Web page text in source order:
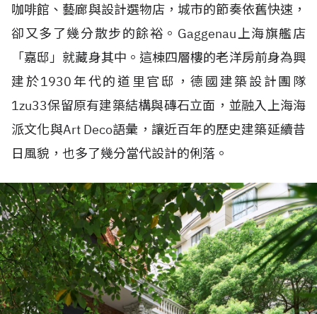
咖啡館、藝廊與設計選物店，城市的節奏依舊快速，
卻又多了幾分散步的餘裕。Gaggenau上海旗艦店
「嘉邸」就藏身其中。這棟四層樓的老洋房前身為興
建於1930年代的道里官邸，德國建築設計團隊
1zu33保留原有建築結構與磚石立面，並融入上海海
派文化與Art Deco語彙，讓近百年的歷史建築延續昔
日風貌，也多了幾分當代設計的俐落。